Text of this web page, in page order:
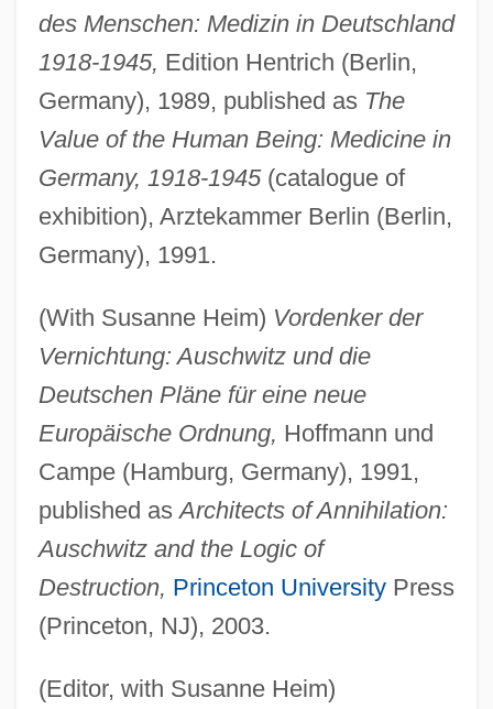
des Menschen: Medizin in Deutschland
1918-1945, Edition Hentrich (Berlin,
Germany), 1989, published as The
Value of the Human Being: Medicine in
Germany, 1918-1945(catalogue of
exhibition), Arztekammer Berlin (Berlin,
Germany), 1991.
(With Susanne Heim) Vordenker der
Vernichtung: Auschwitz und die
Deutschen Pläne für eine neue
Europäische Ordnung, Hoffmann und
Campe (Hamburg, Germany), 1991,
published asArchitects of Annihilation:
Auschwitz and the Logic of
Destruction, Princeton UniversityPress
(Princeton, NJ), 2003.
(Editor, with Susanne Heim)